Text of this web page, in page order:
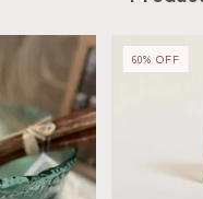
60% OFF